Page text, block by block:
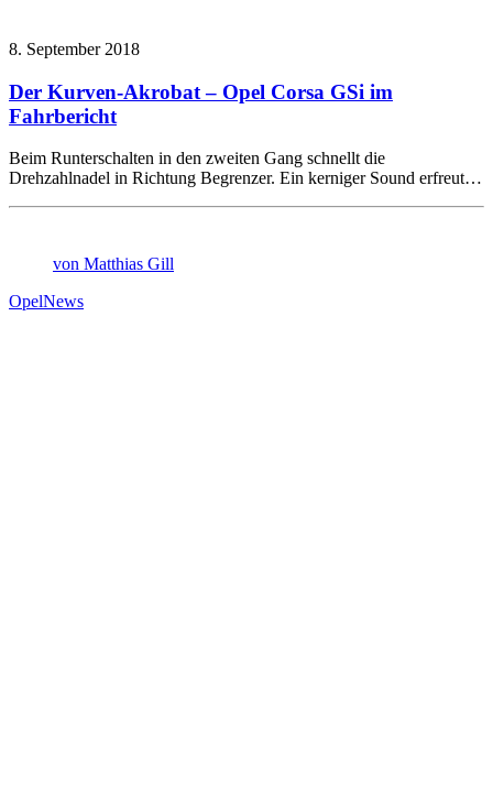
8. September 2018
Der Kurven-Akrobat – Opel Corsa GSi im
Fahrbericht
Beim Runterschalten in den zweiten Gang schnellt die
Drehzahlnadel in Richtung Begrenzer. Ein kerniger Sound erfreut…
von Matthias Gill
OpelNews